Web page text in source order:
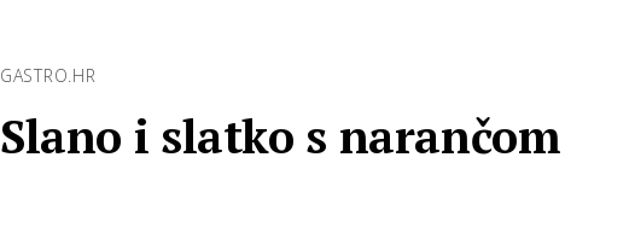
GASTRO.HR
Slano i slatko s narančom